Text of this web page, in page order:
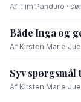
Af Tim Panduro ·
Både Inga og
Af Kirsten Marie
Syv
Af Kirsten Marie